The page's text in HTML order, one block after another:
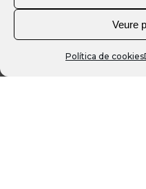
Veure
Política de cookies